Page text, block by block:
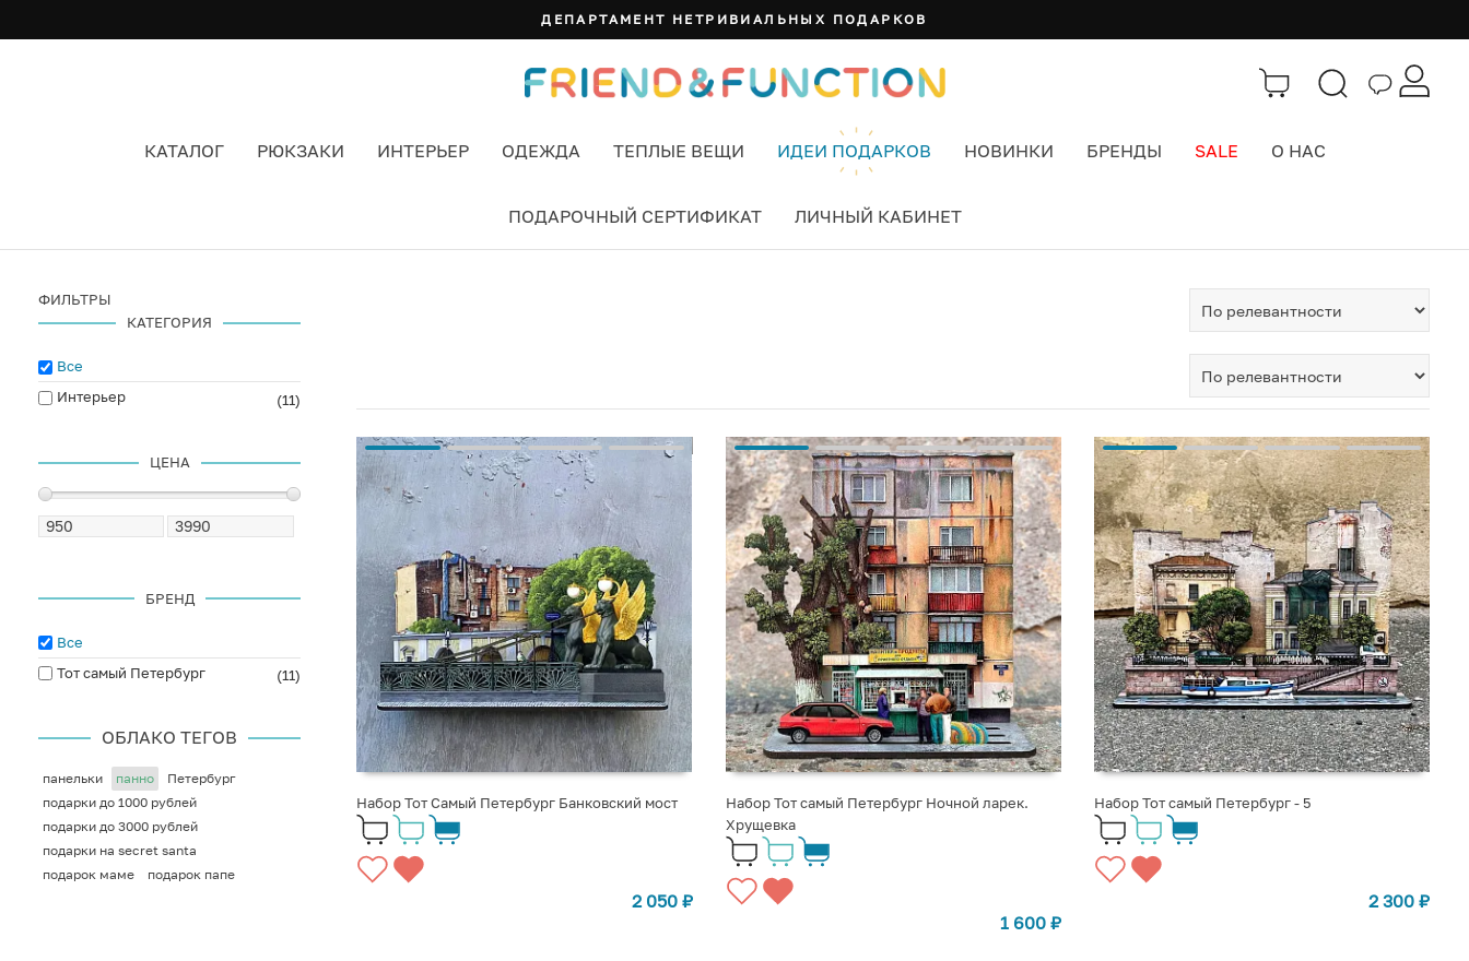
ДЕПАРТАМЕНТ НЕТРИВИАЛЬНЫХ ПОДАРКОВ
КАТАЛОГ РЮКЗАКИ ИНТЕРЬЕР ОДЕЖДА ТЕПЛЫЕ ВЕЩИ ИДЕИ ПОДАРКОВ НОВИНКИ БРЕНДЫ SALE О НАС
ПОДАРОЧНЫЙ СЕРТИФИКАТ ЛИЧНЫЙ КАБИНЕТ
ФИЛЬТРЫ
КАТЕГОРИЯ
Все
Интерьер
(11)
ЦЕНА
БРЕНД
Все
Тот самый Петербург
(11)
ОБЛАКО ТЕГОВ
панельки панно
Петербург
подарки до 1000 рублей
подарки до 3000 рублей
подарки на secret santa
подарок маме
подарок папе
Набор Тот Самый Петербург Банковский мост
2 050 ₽
Набор Тот самый Петербург Ночной ларек.
Хрущевка
1 600 ₽
Набор Тот самый Петербург - 5
2 300 ₽